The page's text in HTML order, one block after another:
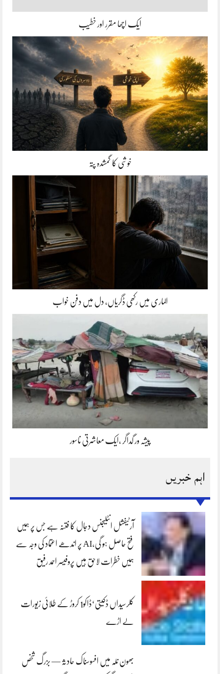
ایک اچھا مقرر اور خطیب
خوشی کا گمشدہ پتہ
الماری میں رکھی ڈگریاں، دل میں دفن خواب
پیشہ ور گداگر ،ایک معاشرتی ناسور
اہم خبریں
آرٹیفشل انٹلیجنس دجال کا فتنہ ہے جس پر ہمیں
فتح حاصل ہو گی،AI پر اندھے اعتماد کی وجہ سے
ہمیں خطرات لاحق ہیں پروفیسر احمد رفیق
کلرسیداں ڈکیتی‘ڈاکو1 کروڑ کے طلائی زیورات
لے اڑے
بھون نلہ میں افسوسناک حادثہ — بزرگ شخص